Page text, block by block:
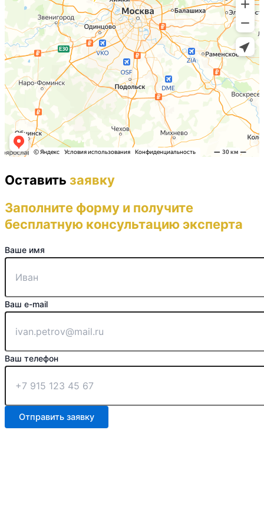
Оставить заявку
Заполните форму и получите
бесплатную консультацию эксперта
Ваше имя
Ваш e-mail
Ваш телефон
Отправить заявку